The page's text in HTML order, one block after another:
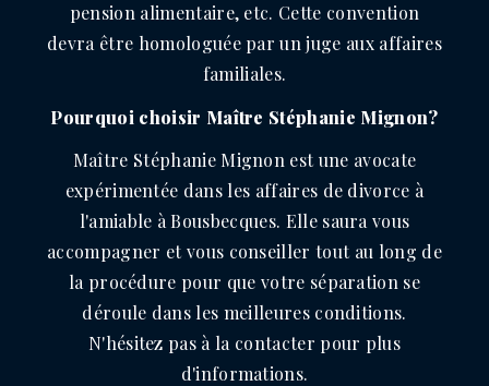
pension alimentaire, etc. Cette convention
devra être homologuée par un juge aux affaires
familiales.
Pourquoi choisir Maître Stéphanie Mignon?
Maître Stéphanie Mignon est une avocate
expérimentée dans les affaires de divorce à
l'amiable à Bousbecques. Elle saura vous
accompagner et vous conseiller tout au long de
la procédure pour que votre séparation se
déroule dans les meilleures conditions.
N'hésitez pas à la contacter pour plus
d'informations.